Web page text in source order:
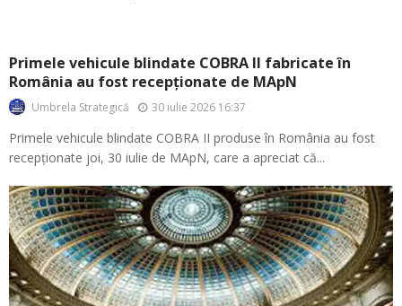
Primele vehicule blindate COBRA II fabricate în
România au fost recepționate de MApN
Umbrela Strategică 30 iulie 2026 16:37
Primele vehicule blindate COBRA II produse în România au fost
recepționate joi, 30 iulie de MApN, care a apreciat că...